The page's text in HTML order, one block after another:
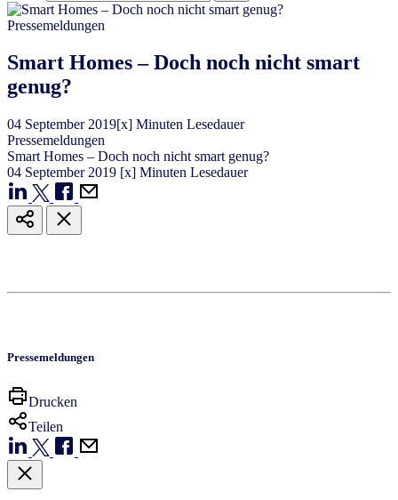
Pressemeldungen
Smart Homes – Doch noch nicht smart
genug?
04 September 2019[x] Minuten Lesedauer
Pressemeldungen
Smart Homes – Doch noch nicht smart genug?
04 September 2019 [x] Minuten Lesedauer
Pressemeldungen
Drucken
Teilen